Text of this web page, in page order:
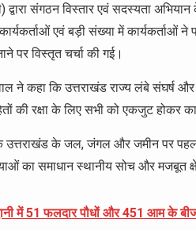
द्वारा संगठन विस्तार एवं सदस्यता
एवं बड़ी संख्या में कार्यकर्ताओं
पर विस्तृत चर्चा की गई।
ने कहा कि उत्तराखंड राज्य लंबे संघर्ष और
की रक्षा के लिए सभी को एकजुट होकर
के जल, जंगल और जमीन पर पहला
का समाधान स्थानीय सोच और मजबूत
में 51 फलदार पौधों और 451 आम के